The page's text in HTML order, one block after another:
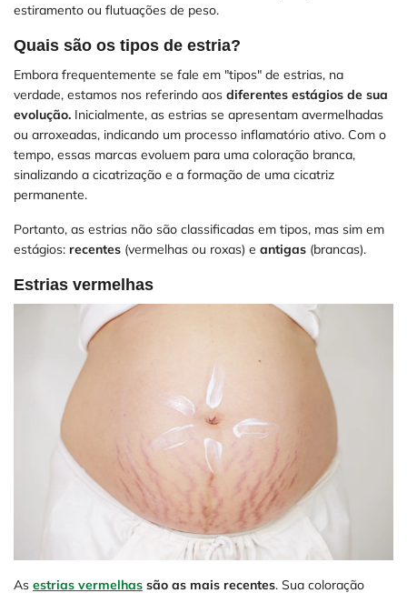
estiramento ou flutuações de peso.
Quais são os tipos de estria?
Embora frequentemente se fale em "tipos" de estrias, na
verdade, estamos nos referindo aos diferentes estágios de sua
evolução. Inicialmente, as estrias se apresentam avermelhadas
ou arroxeadas, indicando um processo inflamatório ativo. Com o
tempo, essas marcas evoluem para uma coloração branca,
sinalizando a cicatrização e a formação de uma cicatriz
permanente.
Portanto, as estrias não são classificadas em tipos, mas sim em
estágios: recentes (vermelhas ou roxas) e antigas (brancas).
Estrias vermelhas
As estrias vermelhas são as mais recentes. Sua coloração